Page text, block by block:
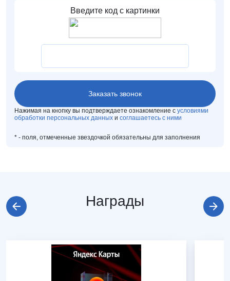
Нажимая на кнопку вы подтверждаете ознакомление с условиями
обработки персональных данных и соглашаетесь с ними
* - поля, отмеченные звездочкой обязательны для заполнения
Награды